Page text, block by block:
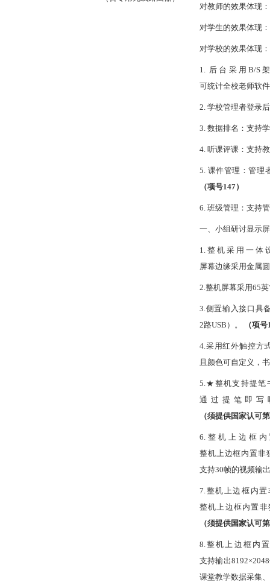
对教师的效果体现
对学生的效果体现
对学校的效果体现
1. 后台采用B/S
可统计全校老师软
2. 学校管理者登录
3. 数据排名：支持
4. 听课评课：支持
5. 课件管理：管理
（项号147）
6. 班级管理：支持
一、小组研讨显示
1.整机采用一体
屏幕边缘采用金属
2.整机屏幕采用65
3.侧置输入接口具
2路USB）。
（项号
4.采用红外触控方
且颜色可自定义，
5.★整机支持提笔
通过提笔即
（须提供国家认可
6.整机上边框
整机上边框内置非
支持30帧的视频输
7.整机上边框内
整机上边框内置
（须提供国家认可
8.整机上边框内
支持输出
课堂教学数据采集